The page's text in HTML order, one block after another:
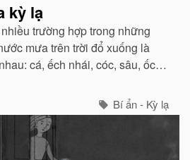
kỳ lạ
trường hợp trong những
mưa trên trời đổ xuống là
cá, ếch nhái, cóc, sâu, ốc,
Bí ẩn - Kỳ lạ